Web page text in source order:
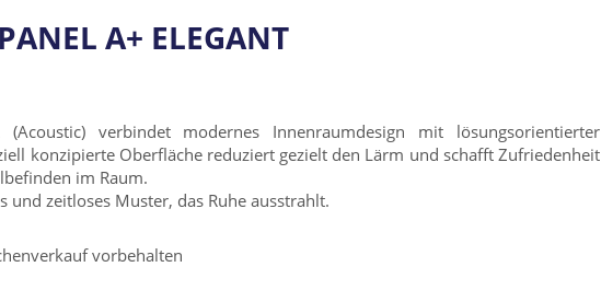
A+ ELEGANT
(Acoustic) verbindet modernes Innenraumdesign mit lösungsorientierter
konzipierte Oberfläche reduziert gezielt den Lärm und schafft Zufriedenheit
im Raum.
und zeitloses Muster, das Ruhe ausstrahlt.
vorbehalten